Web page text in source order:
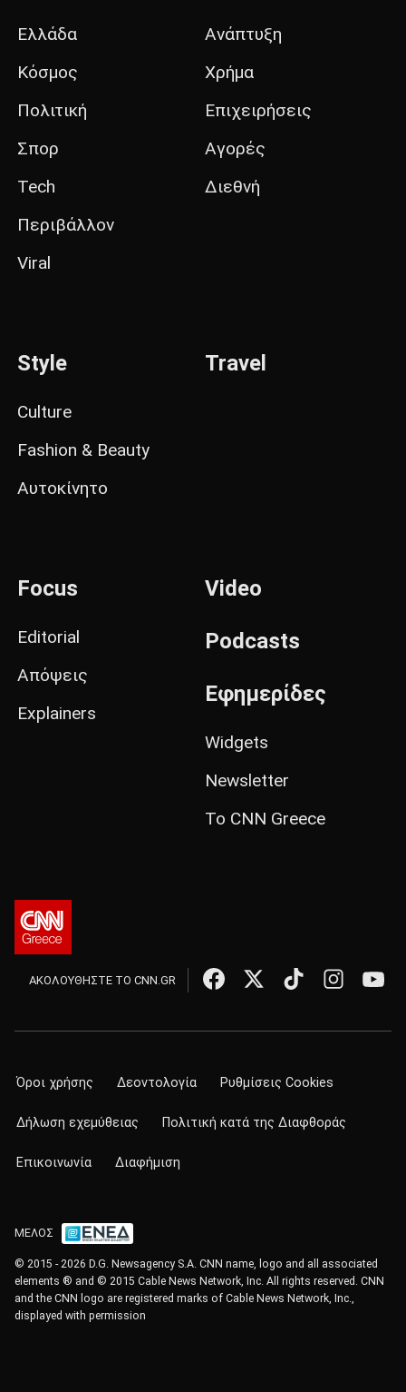
Ελλάδα
Κόσμος
Πολιτική
Σπορ
Tech
Περιβάλλον
Viral
Ανάπτυξη
Χρήμα
Επιχειρήσεις
Αγορές
Διεθνή
Style
Culture
Fashion & Beauty
Αυτοκίνητο
Travel
Focus
Editorial
Απόψεις
Explainers
Video
Podcasts
Εφημερίδες
Widgets
Newsletter
Το CNN Greece
ΑΚΟΛΟΥΘΗΣΤΕ ΤΟ CNN.GR
Όροι χρήσης Δεοντολογία Ρυθμίσεις Cookies
Δήλωση εχεμύθειας Πολιτική κατά της Διαφθοράς
Επικοινωνία Διαφήμιση
ΜΕΛΟΣ
© 2015 - 2026 D.G. Newsagency S.A. CNN name, logo and all associated
elements ® and © 2015 Cable News Network, Inc. All rights reserved. CNN
and the CNN logo are registered marks of Cable News Network, Inc.,
displayed with permission